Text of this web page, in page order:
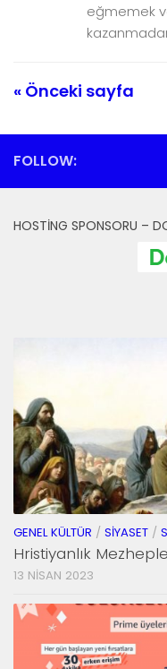
eğmemek
« Önceki sayfa
FOLLOW:
HOSTING SPONSORU –
GENEL KÜLTÜR / SIYASET /
Hristiyanlık
13 NISAN 2023